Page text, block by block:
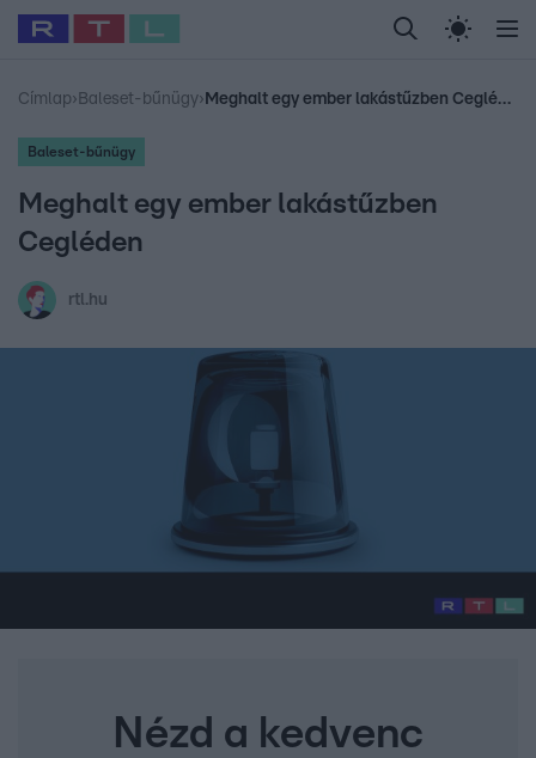
Legfrissebb RTL Híradó Randi Celeb vagyok,
Babits Marcella Most Wanted Gallusz
Címlap› Baleset-bűnügy› Meghalt egy ember lakástűzben Cegléden
Baleset-bűnügy
Meghalt egy ember lakástűzben
Cegléden
rtl.hu
Nézd a kedvenc